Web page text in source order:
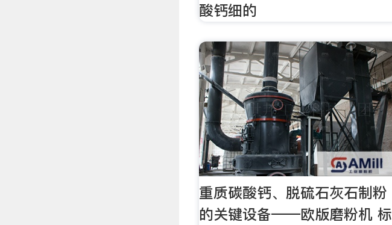
酸钙细的
重质碳酸钙、脱硫石灰石制粉
的关键设备——欧版磨粉机 标